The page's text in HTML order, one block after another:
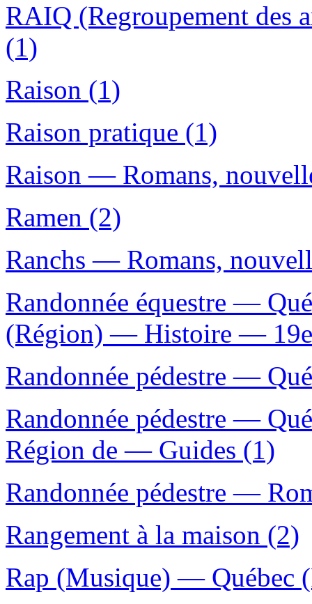
RAIQ (Regroupement des
(1)
Raison (1)
Raison pratique (1)
Raison — Romans,
Ramen (2)
Ranchs — Romans,
Randonnée équestre —
(Région) — Histoire —
Randonnée pédestre —
Randonnée pédestre —
Région de — Guides (1)
Randonnée pédestre —
Rangement à la maison (2)
Rap (Musique) — Québec